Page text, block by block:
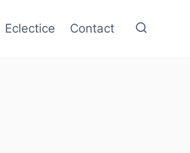
Eclectice Contact